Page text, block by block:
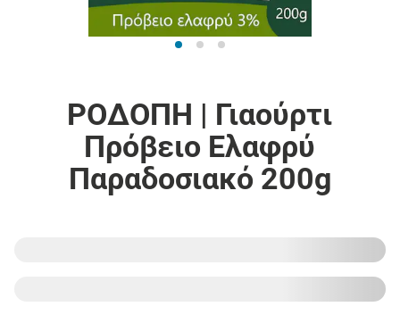
ΡΟΔΟΠΗ | Γιαούρτι
Πρόβειο Ελαφρύ
Παραδοσιακό 200g